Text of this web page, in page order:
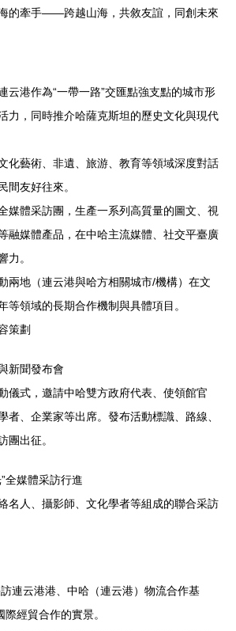
的牽手——跨越山海，共敘友誼，同創未來
云港作為“一帶一路”交匯點強支點的城市形
力，同時推介哈薩克斯坦的歷史文化與現代
化藝術、非遺、旅游、教育等領域深度對話
間友好往來。
媒體采訪團，生產一系列高質量的圖文、視
融媒體產品，在中哈主流媒體、社交平臺廣
力。
兩地（連云港與哈方相關城市/機構）在文
等領域的長期合作機制與具體項目。
策劃
新聞發布會
儀式，邀請中哈雙方政府代表、使領館官
者、企業家等出席。發布活動標識、路線、
團出征。
”全媒體采訪行進
名人、攝影師、文化學者等組成的聯合采訪
連云港港、中哈（連云港）物流合作基
際經貿合作的實景。